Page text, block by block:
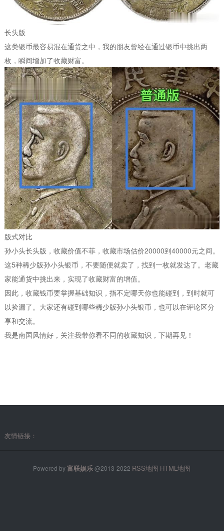
长头版
这类银币最容易混在通货之中，我的朋友曾经在通过银币中挑出两
枚，瞬间增加了收藏财富。
版式对比
孙小头长头版，收藏价值不菲，收藏市场估价20000到40000元之间。
这5种稀少版孙小头银币，不要随便就卖了，找到一枚就发达了。老藏
家能通货中挑出来，实现了收藏财富的增值。
因此，收藏钱币要掌握基础知识，指不定哪天你也能碰到，到时就可
以捡漏了。大家还有碰到哪些稀少版孙小头银币，也可以在评论区分
享和交流。
我是南国风情好，关注我带你看不同的收藏知识，下期再见！
友情链接：
Powered by富联娱乐@2013-2022 RSS地图 HTML地图